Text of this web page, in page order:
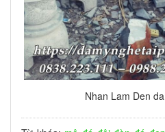
Nhan Lam Den